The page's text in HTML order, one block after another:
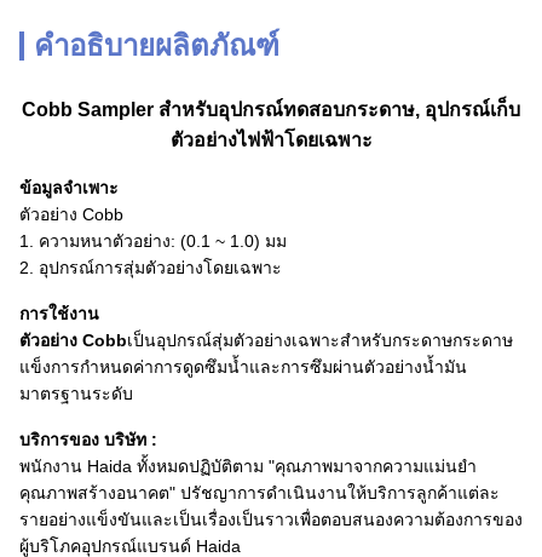
คำอธิบายผลิตภัณฑ์
Cobb Sampler สำหรับอุปกรณ์ทดสอบกระดาษ, อุปกรณ์เก็บ
ตัวอย่างไฟฟ้าโดยเฉพาะ
ข้อมูลจำเพาะ
ตัวอย่าง Cobb
1. ความหนาตัวอย่าง: (0.1 ~ 1.0) มม
2. อุปกรณ์การสุ่มตัวอย่างโดยเฉพาะ
การใช้งาน
ตัวอย่าง Cobbเป็นอุปกรณ์สุ่มตัวอย่างเฉพาะสำหรับกระดาษกระดาษ
แข็งการกำหนดค่าการดูดซึมน้ำและการซึมผ่านตัวอย่างน้ำมัน
มาตรฐานระดับ
บริการของ บริษัท :
พนักงาน Haida ทั้งหมดปฏิบัติตาม "คุณภาพมาจากความแม่นยำ
คุณภาพสร้างอนาคต" ปรัชญาการดำเนินงานให้บริการลูกค้าแต่ละ
รายอย่างแข็งขันและเป็นเรื่องเป็นราวเพื่อตอบสนองความต้องการของ
ผู้บริโภคอุปกรณ์แบรนด์ Haida